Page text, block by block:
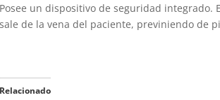
Posee un dispositivo de seguridad integrado.
sale de la vena del paciente, previniendo de
Relacionado